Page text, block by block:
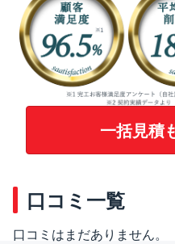
一括見積
口コミ一覧
口コミはまだありません。